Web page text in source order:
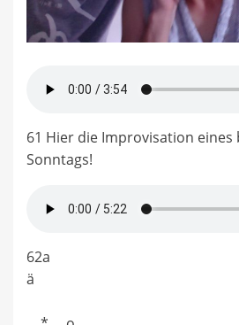
61 Hier die Improvisation eines
Sonntags!
62a
ä